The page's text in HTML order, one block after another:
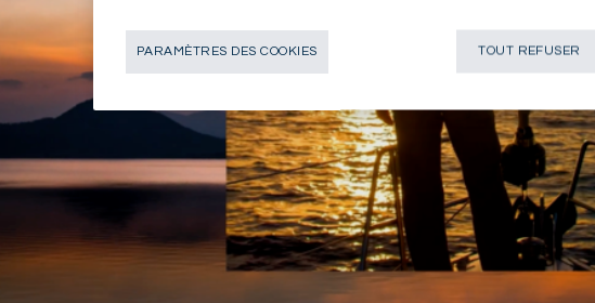
PARAMÈTRES DES COOKIES TOUT REFUSER